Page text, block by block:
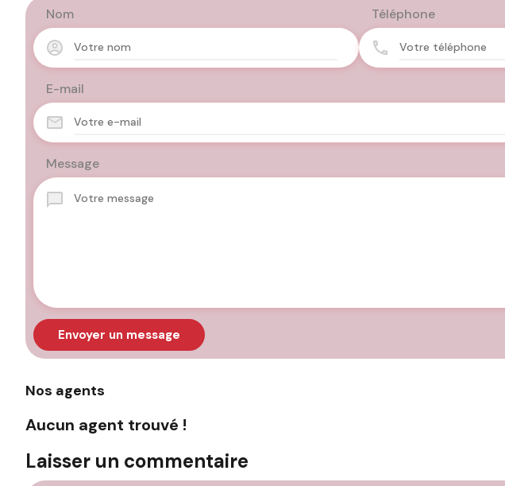
Nom Téléphone
E-mail
Message
Envoyer un message
Nos agents
Aucun agent trouvé !
Laisser un commentaire